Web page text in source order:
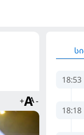
+ -
18:53
18:18